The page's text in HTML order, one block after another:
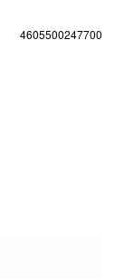
4605500247700